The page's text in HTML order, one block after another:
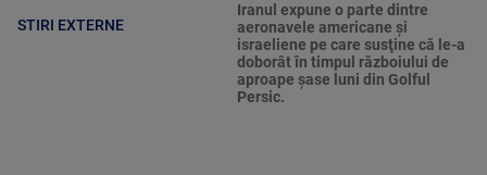
STIRI EXTERNE
Iranul expune o parte dintre
aeronavele americane şi
israeliene pe care susţine că le-a
doborât în timpul războiului de
aproape şase luni din Golful
Persic.